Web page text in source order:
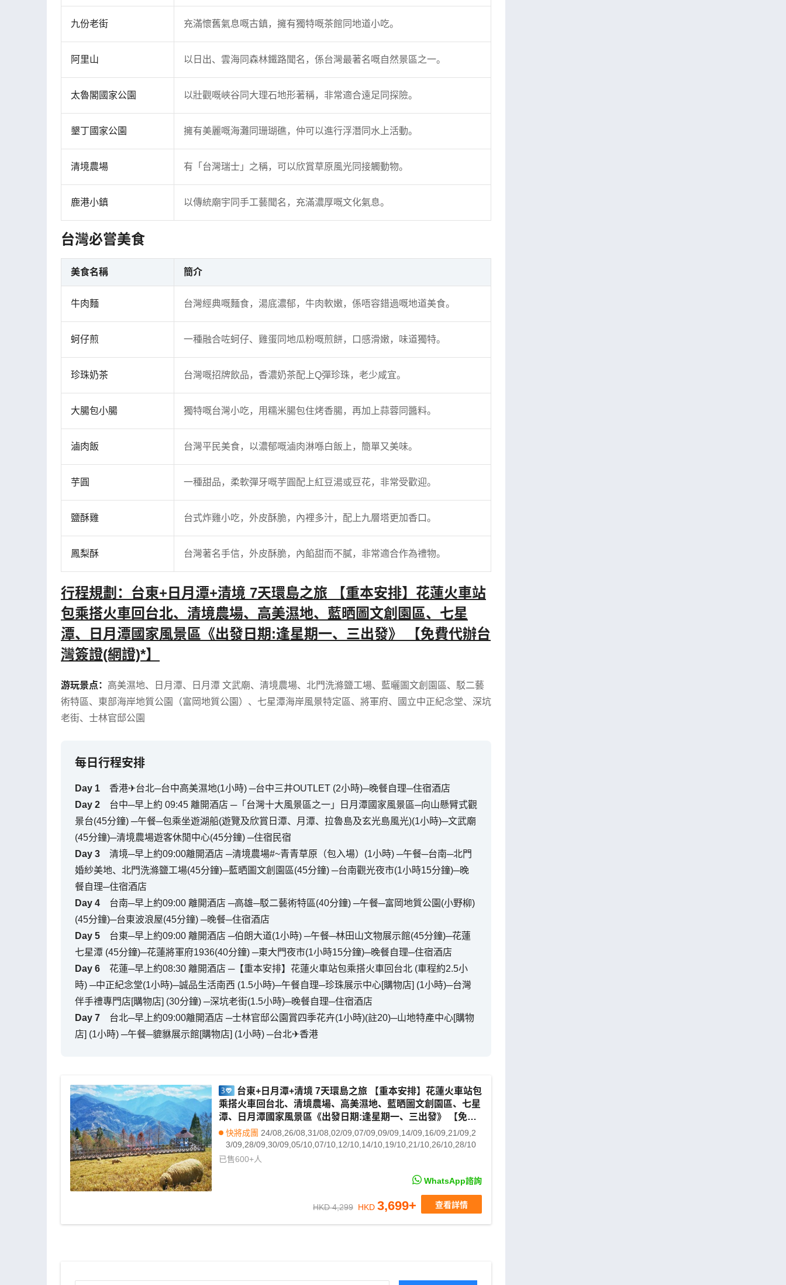
九份老街 充滿懷舊氣息嘅古鎮，擁有獨特嘅茶館同地道小吃。
阿里山 以日出、雲海同森林鐵路聞名，係台灣最著名嘅自然景區之一。
太魯閣國家公園 以壯觀嘅峽谷同大理石地形著稱，非常適合遠足同探險。
墾丁國家公園 擁有美麗嘅海灘同珊瑚礁，仲可以進行浮潛同水上活動。
清境農場 有「台灣瑞士」之稱，可以欣賞草原風光同接觸動物。
鹿港小鎮 以傳統廟宇同手工藝聞名，充滿濃厚嘅文化氣息。
台灣必嘗美食
美食名稱 簡介
牛肉麵 台灣經典嘅麵食，湯底濃郁，牛肉軟嫩，係唔容錯過嘅地道美食。
蚵仔煎 一種融合咗蚵仔、雞蛋同地瓜粉嘅煎餅，口感滑嫩，味道獨特。
珍珠奶茶 台灣嘅招牌飲品，香濃奶茶配上Q彈珍珠，老少咸宜。
大腸包小腸 獨特嘅台灣小吃，用糯米腸包住烤香腸，再加上蒜蓉同醬料。
滷肉飯 台灣平民美食，以濃郁嘅滷肉淋喺白飯上，簡單又美味。
芋圓 一種甜品，柔軟彈牙嘅芋圓配上紅豆湯或豆花，非常受歡迎。
鹽酥雞 台式炸雞小吃，外皮酥脆，內裡多汁，配上九層塔更加香口。
鳳梨酥 台灣著名手信，外皮酥脆，內餡甜而不膩，非常適合作為禮物。
行程規劃：台東+日月潭+清境 7天環島之旅 【重本安排】花蓮火車站
包乘搭火車回台北、清境農場、高美濕地、藍晒圖文創園區、七星
潭、日月潭國家風景區《出發日期:逢星期一、三出發》 【免費代辦台
灣簽證(網證)*】
游玩景点： 高美濕地、 日月潭、 日月潭 文武廟、 清境農場、 北門洗滌鹽工場、 藍曬圖文創園區、 駁二藝
術特區、 東部海岸地質公園（富岡地質公園） 、 七星潭海岸風景特定區、 將軍府、 國立中正紀念堂、 深坑
老街、 士林官邸公園
每日行程安排
Day 1
香港✈台北─台中高美濕地(1小時) ─台中三井OUTLET (2小時)─晚餐自理─住宿酒店
Day 2
台中─早上約 09:45 離開酒店 ─「台灣十大風景區之一」日月潭國家風景區─向山懸臂式觀
景台(45分鐘) ─午餐─包乘坐遊湖船(遊覽及欣賞日潭、月潭、拉魯島及玄光島風光)(1小時)─文武廟
(45分鐘)─清境農場遊客休閒中心(45分鐘) ─住宿民宿
Day 3
清境─早上約09:00離開酒店 ─清境農場#~青青草原（包入場）(1小時) ─午餐─台南─北門
婚紗美地、北門洗滌鹽工場(45分鐘)─藍晒圖文創園區(45分鐘) ─台南觀光夜市(1小時15分鐘)─晚
餐自理─住宿酒店
Day 4
台南─早上約09:00 離開酒店 ─高雄─駁二藝術特區(40分鐘) ─午餐─富岡地質公園(小野柳)
(45分鐘)─台東波浪屋(45分鐘) ─晚餐─住宿酒店
Day 5
台東─早上約09:00 離開酒店 ─伯朗大道(1小時) ─午餐─林田山文物展示館(45分鐘)─花蓮
七星潭 (45分鐘)─花蓮將軍府1936(40分鐘) ─東大門夜市(1小時15分鐘)─晚餐自理─住宿酒店
Day 6
花蓮─早上約08:30 離開酒店 ─【重本安排】花蓮火車站包乘搭火車回台北 (車程約2.5小
時) ─中正紀念堂(1小時)─誠品生活南西 (1.5小時)─午餐自理─珍珠展示中心[購物店] (1小時)─台灣
伴手禮專門店[購物店] (30分鐘) ─深坑老街(1.5小時)─晚餐自理─住宿酒店
Day 7
台北─早上約09:00離開酒店 ─士林官邸公園賞四季花卉(1小時)(註20)─山地特產中心[購物
店] (1小時) ─午餐─貔貅展示館[購物店] (1小時) ─台北✈香港
台東+日月潭+清境 7天環島之旅 【重本安排】花蓮火車站包
乘搭火車回台北、清境農場、高美濕地、藍晒圖文創園區、七星
潭、日月潭國家風景區《出發日期:逢星期一、三出發》 【免費
代辦台灣簽證(網證)*】
快將成團 24/08,26/08,31/08,02/09,07/09,09/09,14/09,16/09,21/09,2
3/09,28/09,30/09,05/10,07/10,12/10,14/10,19/10,21/10,26/10,28/10
已售600+人
HKD 4,299 HKD 3,699+ 查看詳情
WhatsApp諮詢